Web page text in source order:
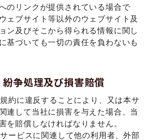
のリンクが提供されている場合で
ェブサイト等以外のウェブサイト及
ン及びそこから得られる情報に関し
基づいても一切の責任を負わないも
争処理及び損害賠償
約に違反することにより、又は本サ
連して当社に損害を与えた場合、当
を賠償しなければなりません。
ービスに関連して他の利用者、外部